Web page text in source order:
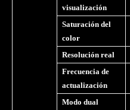
visualización
Saturación del
color
Resolución real
Frecuencia de
actualización
Modo dual